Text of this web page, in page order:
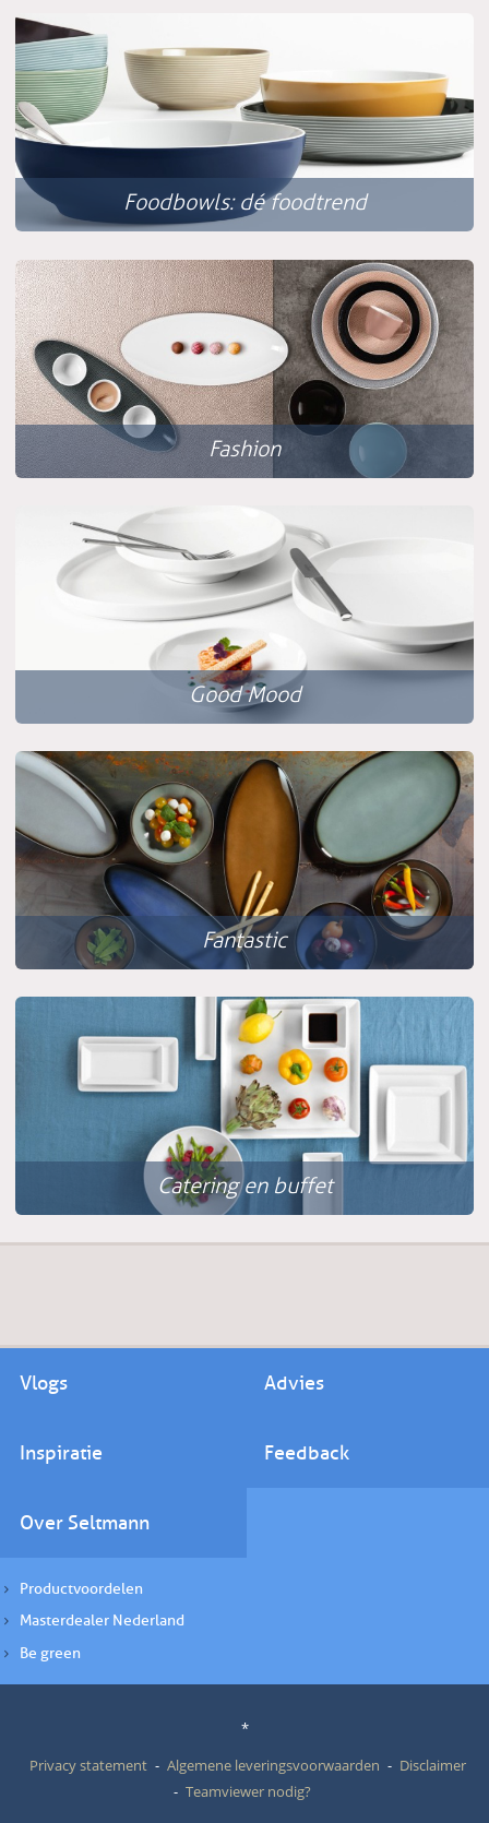
Foodbowls: dé foodtrend
Fashion
Good Mood
Fantastic
Catering en buffet
Vlogs Advies
Inspiratie Feedback
Over Seltmann
Productvoordelen
Masterdealer Nederland
Be green
*
Privacy statement
Algemene leveringsvoorwaarden
Disclaimer
Teamviewer nodig?